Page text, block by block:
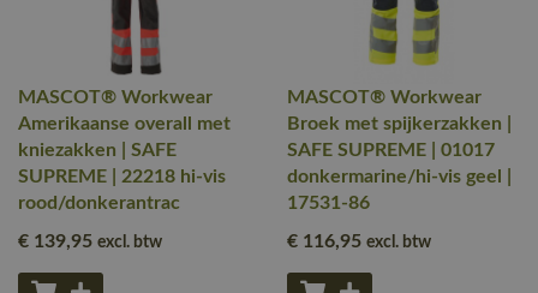
MASCOT® Workwear
Amerikaanse overall met
kniezakken | SAFE
SUPREME | 22218 hi-vis
rood/donkerantrac
€ 139,95 excl. btw
MASCOT® Workwear
Broek met spijkerzakken |
SAFE SUPREME | 01017
donkermarine/hi-vis geel |
17531-86
€ 116,95 excl. btw